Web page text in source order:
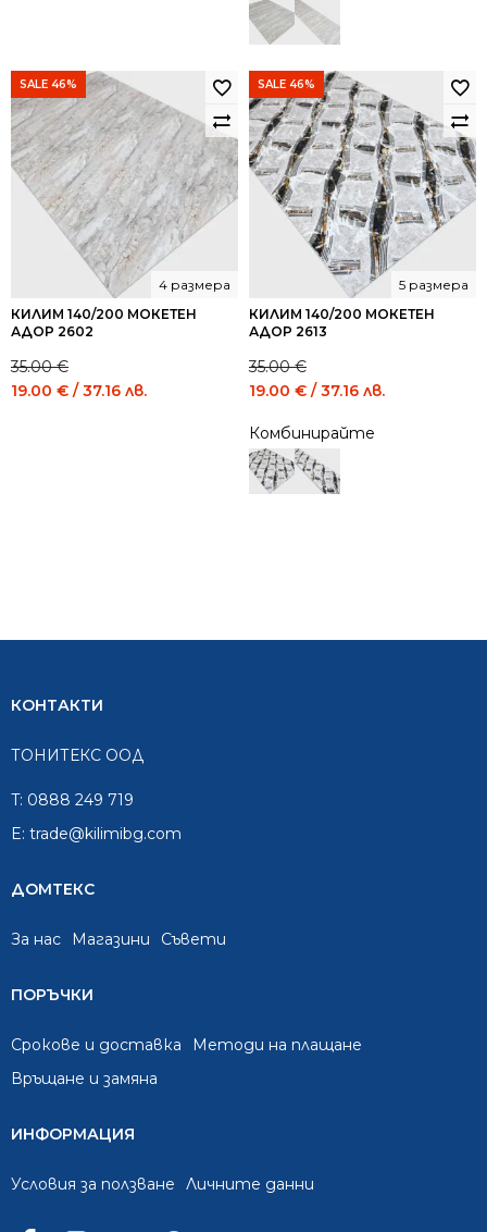
SALE 46%
КИЛИМ 140/200 МОКЕТЕН
АДОР 2602
4 размера
35.00€
Original
19.00 € / 37.16 лв.
SALE 46%
КИЛИМ 140/200 МОКЕТЕН
АДОР 2613
5 размера
35.00€
Original
was:
35.00 €
/
19.00 € / 37.16 лв.
Комбинирайте
КОНТАКТИ
ТОНИТЕКС ООД
T: 0888 249 719
E: trade@kilimibg.com
ДОМТЕКС
За нас Mагазини Съвети
ПОРЪЧКИ
Срокове и доставка
Методи на плащане
Връщане и замяна
ИНФОРМАЦИЯ
Условия за ползване Личните данни